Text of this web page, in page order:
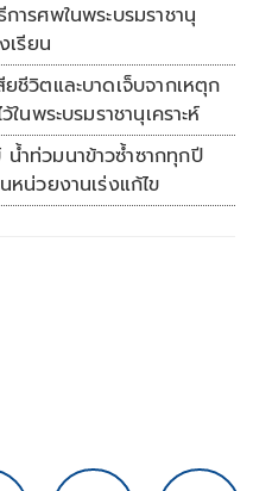
ารศพในพระบรมราชานุ
เรียน
ชีวิตและบาดเจ็บจากเหตุก
ในพระบรมราชานุเคราะห์
ำท่วมนาข้าวซ้ำซากทุกปี
หน่วยงานเร่งแก้ไข